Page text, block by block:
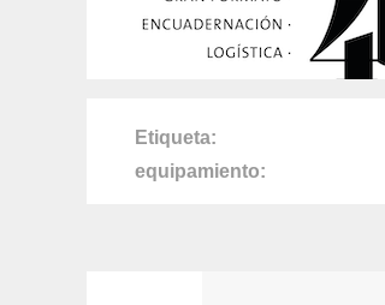
Etiqueta
equipamiento